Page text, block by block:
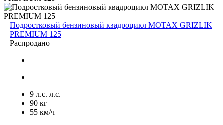
Подростковый бензиновый квадроцикл MOTAX GRIZLIK
PREMIUM 125
Распродано
9 л.с. л.с.
90 кг
55 км/ч